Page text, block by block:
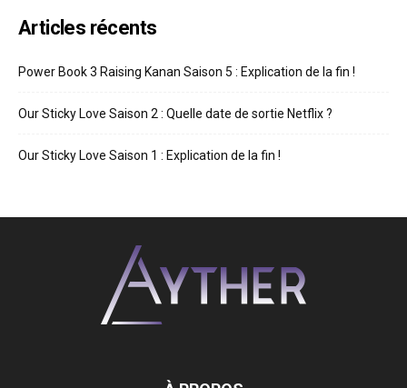
Articles récents
Power Book 3 Raising Kanan Saison 5 : Explication de la fin !
Our Sticky Love Saison 2 : Quelle date de sortie Netflix ?
Our Sticky Love Saison 1 : Explication de la fin !